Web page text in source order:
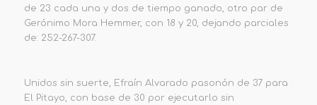
de 23 cada una y dos de tiempo ganado, otro par de
Gerónimo Mora Hemmer, con 18 y 20, dejando parciales
de: 252-267-307.
Unidos sin suerte, Efraín Alvarado pasonón de 37 para
El Pitayo, con base de 30 por ejecutarlo sin